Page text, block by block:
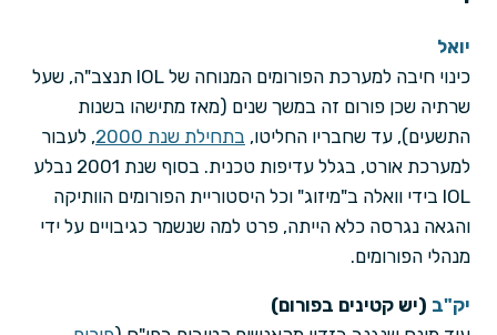
יואל
כינוי חיבה למערכת הפורומים המנוחה של IOL תנצב"ה, שעל
שרתיה שכן פורום זה במשך שנים (מאז מתישהו בשנות
התשעים), עד שחבריו החליטו, בתחילת שנת 2000
, לעבור
למערכת אורט, בגלל עדיפות טכנית. בסוף שנת 2001 נבלע
IOL בידי וואלה ב"מיזוג" וכל היסטוריית הפורומים הוותיקה
והגאה נגרסה כלא הייתה, פרט למה שנשמר כגיבויים על ידי
מנהלי הפורומים.
יק"ב (יש קטינים בפורום)